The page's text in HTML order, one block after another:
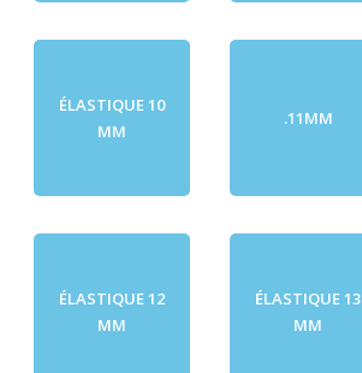
ÉLASTIQUE 10
MM
.11MM
ÉLASTIQUE 12
MM
ÉLASTIQUE 13
MM